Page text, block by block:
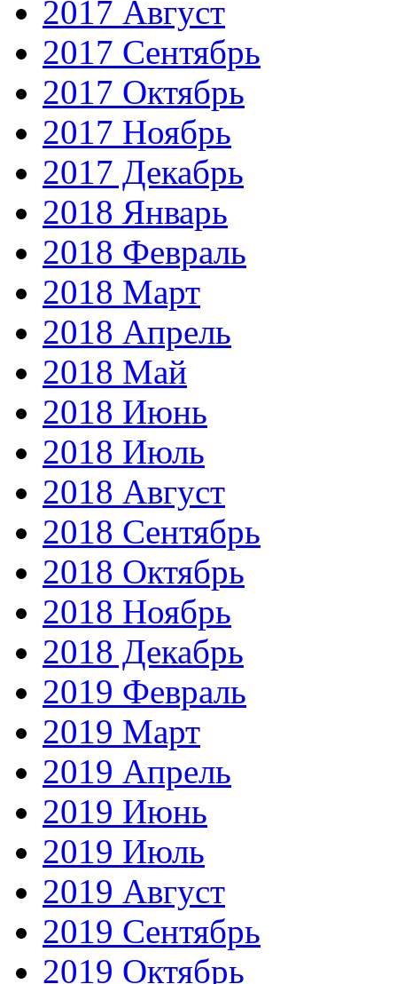
2017 Август
2017 Сентябрь
2017 Октябрь
2017 Ноябрь
2017 Декабрь
2018 Январь
2018 Февраль
2018 Март
2018 Апрель
2018 Май
2018 Июнь
2018 Июль
2018 Август
2018 Сентябрь
2018 Октябрь
2018 Ноябрь
2018 Декабрь
2019 Февраль
2019 Март
2019 Апрель
2019 Июнь
2019 Июль
2019 Август
2019 Сентябрь
2019 Октябрь